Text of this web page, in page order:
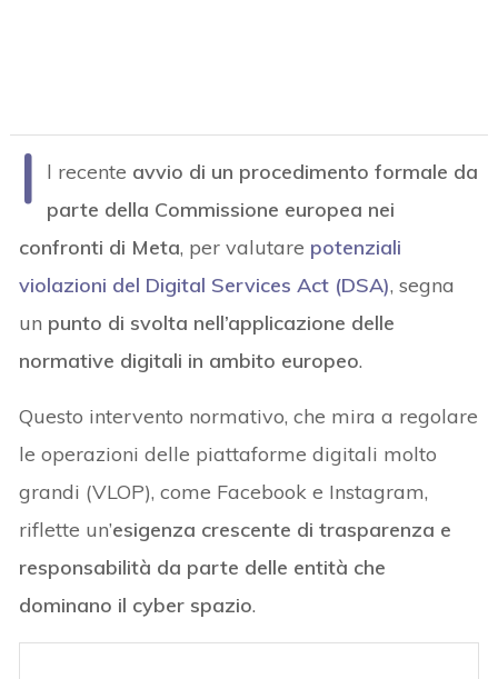
I l recente avvio di un procedimento formale da
parte della Commissione europea nei
confronti di Meta, per valutare potenziali
violazioni del Digital Services Act (DSA), segna
un punto di svolta nell’applicazione delle
normative digitali in ambito europeo.
Questo intervento normativo, che mira a regolare
le operazioni delle piattaforme digitali molto
grandi (VLOP), come Facebook e Instagram,
riflette un’esigenza crescente di trasparenza e
responsabilità da parte delle entità che
dominano il cyber spazio.